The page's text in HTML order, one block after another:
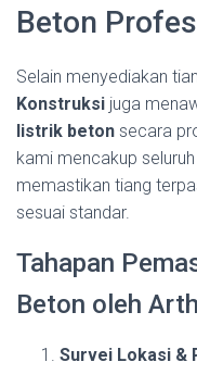
Beton
Selain menyediakan
Konstruksi juga
listrik beton secara
kami mencakup
memastikan tiang
sesuai standar.
Tahapan
Beton oleh
Survei Lokasi &